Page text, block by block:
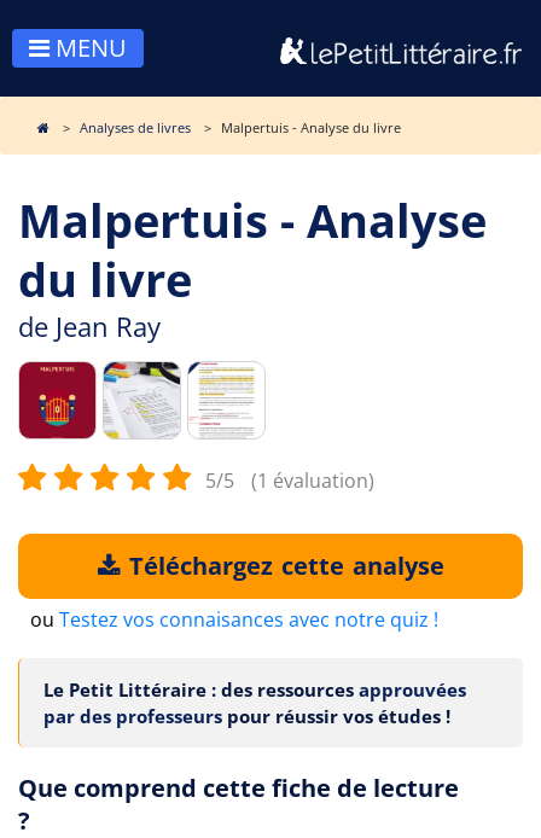
MENU
Analyses de livres Malpertuis - Analyse du livre
Malpertuis - Analyse
du livre
de Jean Ray
5/5 (1 évaluation)
Téléchargez cette analyse
ou Testez vos connaisances avec notre quiz !
Le Petit Littéraire : des ressources approuvées
par des professeurs pour réussir vos études !
Que comprend cette fiche de lecture
?